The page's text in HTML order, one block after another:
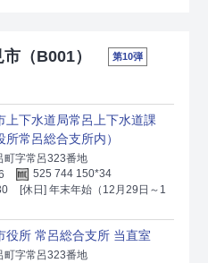
（B001） 第10弾
上下水道局常呂上下水道課
常呂総合支所内）
町字常呂323番地
525 744 150*34
[休日] 年末年始（12月29日～1
役所 常呂総合支所 当直室
町字常呂323番地